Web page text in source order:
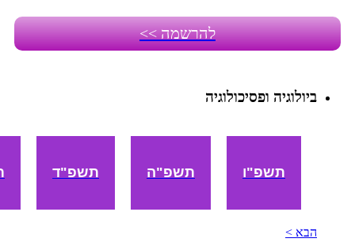
להרשמה >>
ביולוגיה ופסיכולוגיה
תשפ"ו תשפ"ה תשפ"ד
הבא >